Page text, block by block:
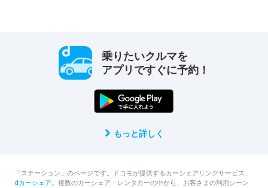
乗りたいクルマを
アプリですぐに予約！
もっと詳しく
「ステーション」のページです。ドコモが提供するカーシェアリングサービス、
dカーシェア。複数のカーシェア・レンタカーの中から、お客さまの利用シーン